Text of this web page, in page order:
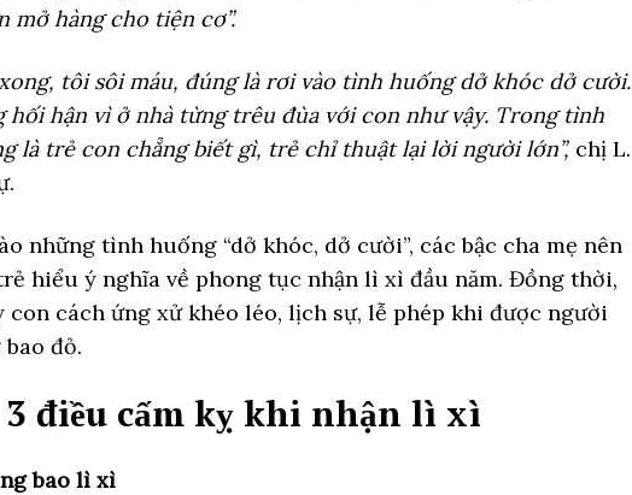
mở hàng cho tiện cơ”.
tôi sôi máu, đúng là rơi vào tình huống dở khóc dở cười.
hối hận vì ở nhà từng trêu đùa với con như vậy. Trong tình
là trẻ con chẳng biết gì, trẻ chỉ thuật lại lời người lớn”,chị L.
những tình huống “dở khóc, dở cười”, các bậc cha mẹ nên
hiểu ý nghĩa về phong tục nhận lì xì đầu năm. Đồng thời,
con cách ứng xử khéo léo, lịch sự, lễ phép khi được người
đỏ.
3 điều cấm kỵ khi nhận lì xì
bao lì xì